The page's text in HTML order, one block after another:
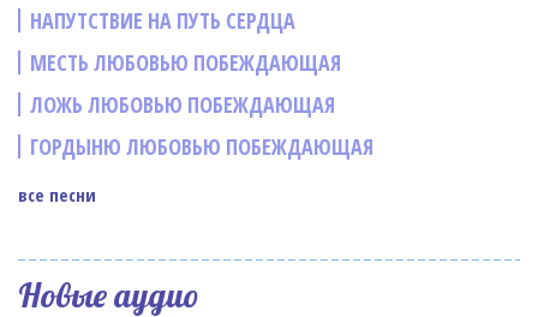
НАПУТСТВИЕ НА ПУТЬ СЕРДЦА
МЕСТЬ ЛЮБОВЬЮ ПОБЕЖДАЮЩАЯ
ЛОЖЬ ЛЮБОВЬЮ ПОБЕЖДАЮЩАЯ
ГОРДЫНЮ ЛЮБОВЬЮ ПОБЕЖДАЮЩАЯ
все песни
Новые аудио